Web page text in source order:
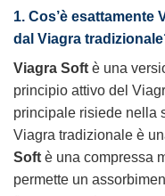
1. Cos’è esattamente
dal Viagra
Viagra Soft è una
principio attivo del
principale risiede nella
Viagra tradizionale è
Soft è una compressa
permette un